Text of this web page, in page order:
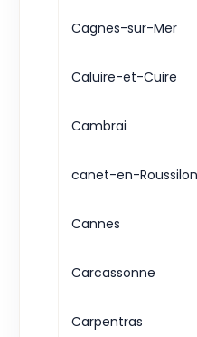
Cagnes-sur-Mer
Caluire-et-Cuire
Cambrai
canet-en-Roussilon
Cannes
Carcassonne
Carpentras